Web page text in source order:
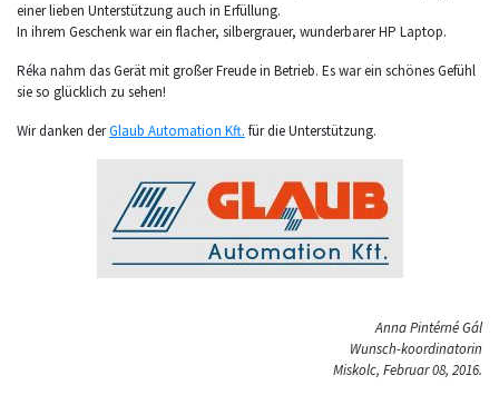
einer lieben Unterstützung auch in Erfüllung.
In ihrem Geschenk war ein flacher, silbergrauer, wunderbarer HP Laptop.
Réka nahm das Gerät mit großer Freude in Betrieb. Es war ein schönes Gefühl
sie so glücklich zu sehen!
Wir danken derGlaub Automation Kft. für die Unterstützung.
Anna Pintérné Gál
Wunsch-koordinatorin
Miskolc, Februar 08, 2016.